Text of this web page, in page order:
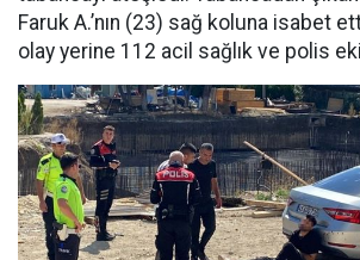
Faruk A.’nın (23) sağ koluna isabet
olay yerine 112 acil sağlık ve polis